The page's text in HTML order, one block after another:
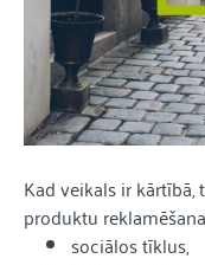
Kad veikals ir
produktu
sociālos tīklus,